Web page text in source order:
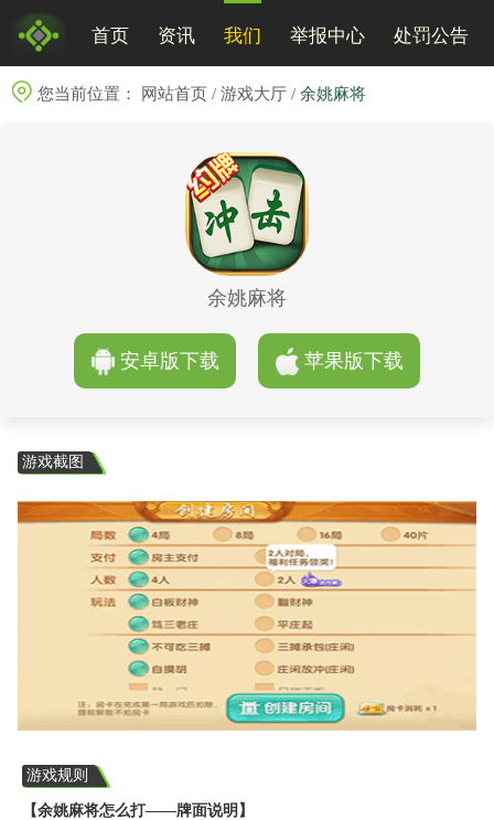
首页 资讯 我们 举报中心 处罚公告
您当前位置： 网站首页 / 游戏大厅 / 余姚麻将
余姚麻将
安卓版下载 苹果版下载
游戏截图
游戏规则
【余姚麻将怎么打——牌面说明】